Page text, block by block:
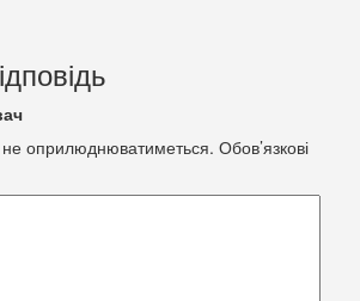
оприлюднюватиметься. Обов’язкові